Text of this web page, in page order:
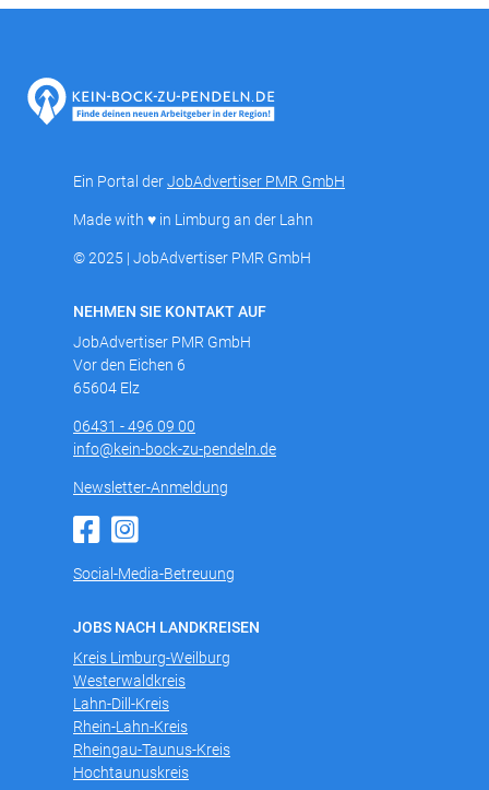
Ein Portal derJobAdvertiser PMR GmbH
Made with ♥ in Limburg an der Lahn
© 2025 | JobAdvertiser PMR GmbH
NEHMEN SIE KONTAKT AUF
JobAdvertiser PMR GmbH
Vor den Eichen 6
65604 Elz
06431 - 496 09 00
info@kein-bock-zu-pendeln.de
Newsletter-Anmeldung
Social-Media-Betreuung
JOBS NACH LANDKREISEN
Kreis Limburg-Weilburg
Westerwaldkreis
Lahn-Dill-Kreis
Rhein-Lahn-Kreis
Rheingau-Taunus-Kreis
Hochtaunuskreis